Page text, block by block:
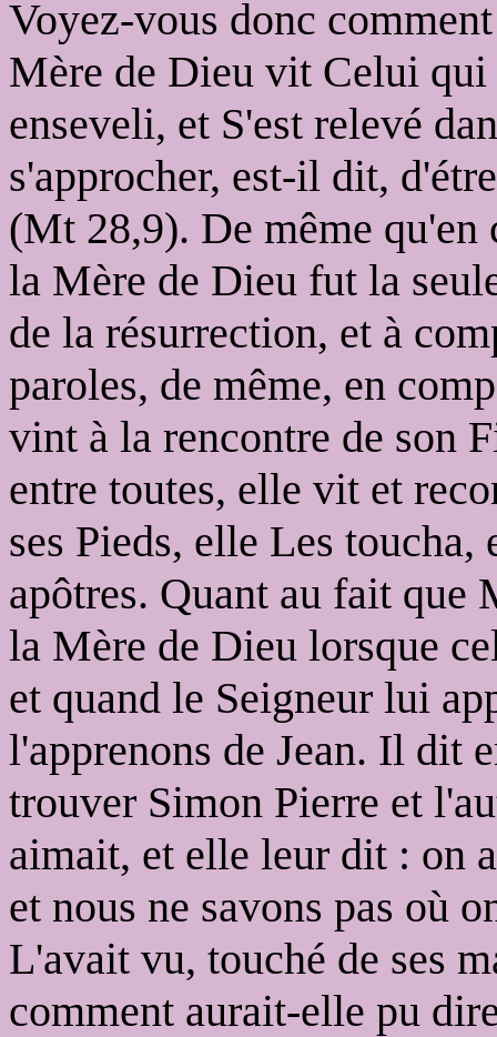
Voyez-vous donc
Mère de Dieu vit Celui qui
enseveli, et S'est relevé
s'approcher, est-il dit,
(Mt 28,9). De même
la Mère de Dieu fut la
de la résurrection, et à
paroles, de même, en
vint à la rencontre de son
entre toutes, elle vit et
ses Pieds, elle Les toucha,
apôtres. Quant au fait que
la Mère de Dieu lorsque
et quand le Seigneur lui
l'apprenons de Jean. Il dit
trouver Simon Pierre et
aimait, et elle leur dit : on
et nous ne savons pas où
L'avait vu, touché de ses
comment aurait-elle pu